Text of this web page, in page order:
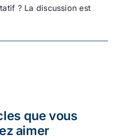
? La discussion est
que vous
aimer